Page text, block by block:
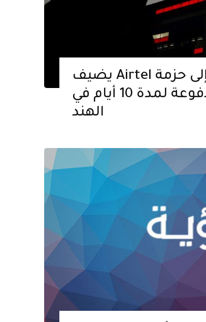
يضيف Airtel بيانات إضافية إلى حزمة
التجوال الدولية المدفوعة لمدة 10 أيام في
الهند